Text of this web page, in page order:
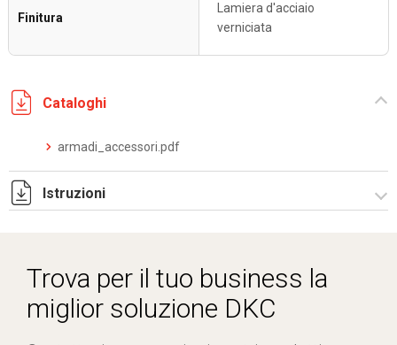
Finitura
Lamiera d'acciaio
verniciata
Cataloghi
armadi_accessori.pdf
Istruzioni
Trova per il tuo business la
miglior soluzione DKC